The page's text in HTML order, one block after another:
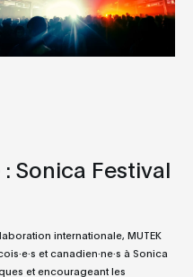
Sonica Festival
internationale, MUTEK
et canadien·ne·s à Sonica
et encourageant les